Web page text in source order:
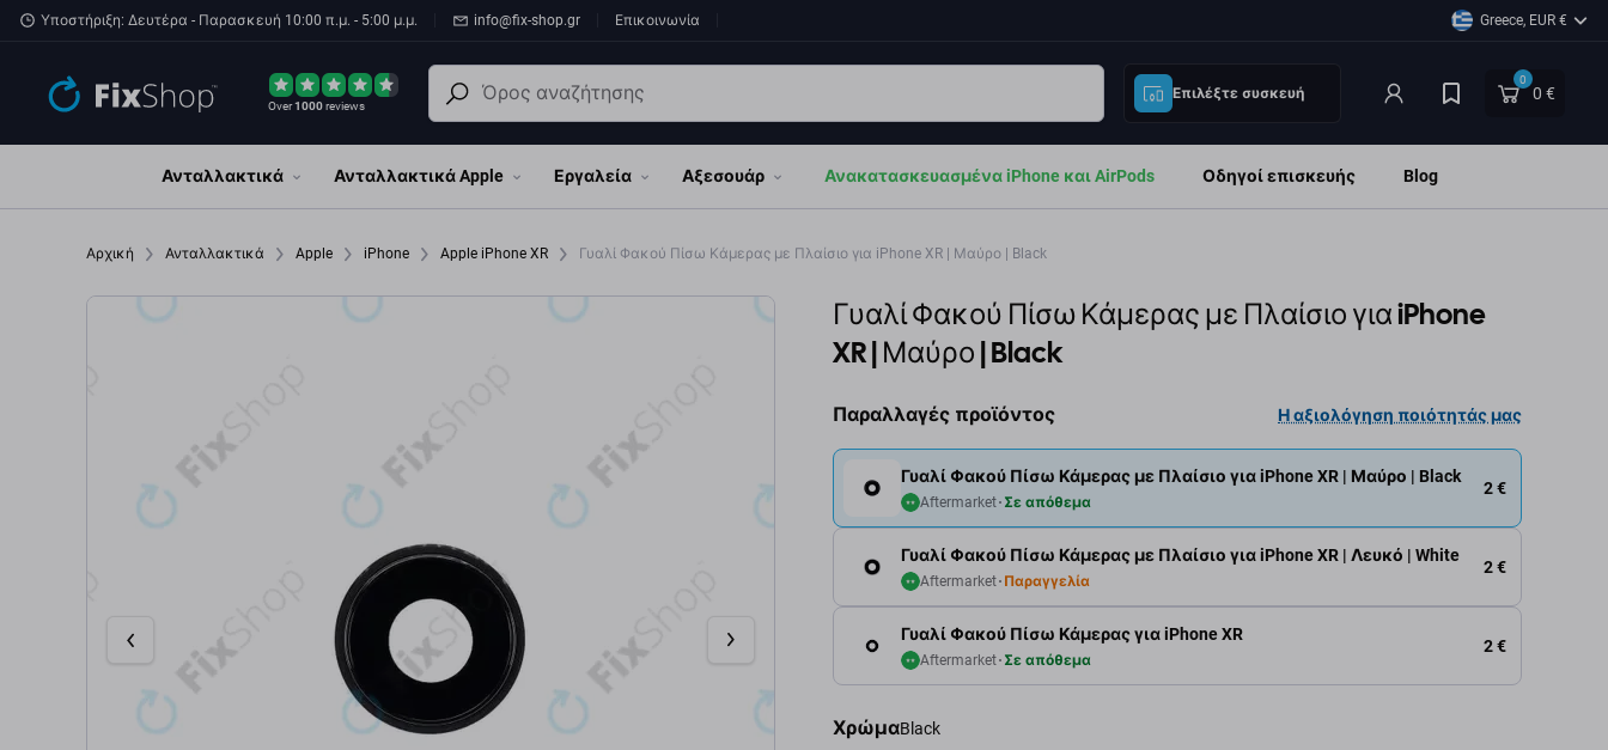
Παράβλεψη στο κύριο περιεχόμενο
Υποστήριξη: Δευτέρα - Παρασκευή 10:00 π.μ. - 5:00 μ.μ. info@fix-shop.gr Επικοινωνία Greece, EUR €
Over1000reviews
Επιλέξτε συσκευή
0
0 €
Ανταλλακτικά Ανταλλακτικά Apple Εργαλεία Αξεσουάρ Ανακατασκευασμένα iPhone και AirPods Οδηγοί επισκευής Blog
Αρχική Ανταλλακτικά Apple iPhone Apple iPhone XR Γυαλί Φακού Πίσω Κάμερας με Πλαίσιο για iPhone XR | Μαύρο | Black
Γυαλί Φακού Πίσω Κάμερας με Πλαίσιο για iPhone
XR | Μαύρο | Black
Παραλλαγές προϊόντος Η αξιολόγηση ποιότητάς μας
Γυαλί Φακού Πίσω Κάμερας με Πλαίσιο για iPhone XR | Λευκό | White
Aftermarket Παραγγελία
2 €
Γυαλί Φακού Πίσω Κάμερας με Πλαίσιο για iPhone XR | Μαύρο | Black
Aftermarket Σε απόθεμα
2 €
Γυαλί Φακού Πίσω Κάμερας για iPhone XR
Aftermarket Σε απόθεμα
2 €
ΧρώμαBlack